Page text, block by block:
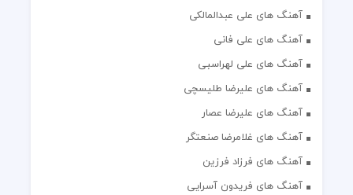
آهنگ های علی عبدالمالکی
آهنگ های علی فانی
آهنگ های علی لهراسبی
آهنگ های علیرضا طلیسچی
آهنگ های علیرضا عصار
آهنگ های غلامرضا صنعتگر
آهنگ های فرزاد فرزین
آهنگ های فریدون آسرایی